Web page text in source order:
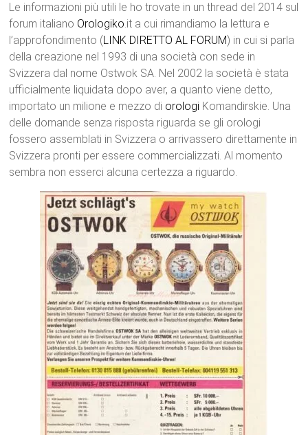
Le informazioni più utili le ho trovate in un thread del 2014 sul
forum italiano Orologiko.it a cui rimandiamo la lettura e
l’approfondimento (LINK DIRETTO AL FORUM) in cui si parla
della creazione nel 1993 di una società con sede in
Svizzera dal nome Ostwok SA. Nel 2002 la società è stata
ufficialmente liquidata dopo aver, a quanto viene detto,
importato un milione e mezzo di orologi Komandirskie. Una
delle domande senza risposta riguarda se gli orologi
fossero assemblati in Svizzera o arrivassero direttamente in
Svizzera pronti per essere commercializzati. Al momento
sembra non esserci alcuna certezza a riguardo.